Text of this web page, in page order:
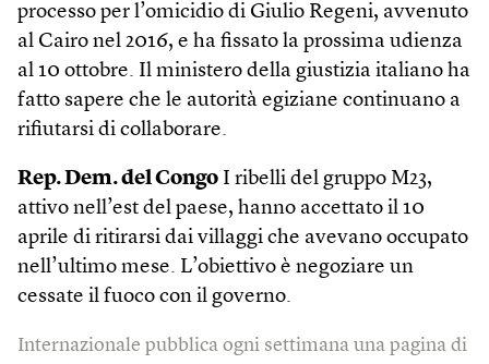
processo per l’omicidio di Giulio Regeni, avvenuto
al Cairo nel 2016, e ha fissato la prossima udienza
al 10 ottobre. Il ministero della giustizia italiano ha
fatto sapere che le autorità egiziane continuano a
rifiutarsi di collaborare.
Rep. Dem. del Congo I ribelli del gruppo M23,
attivo nell’est del paese, hanno accettato il 10
aprile di ritirarsi dai villaggi che avevano occupato
nell’ultimo mese. L’obiettivo è negoziare un
cessate il fuoco con il governo.
Internazionale pubblica ogni settimana una pagina di